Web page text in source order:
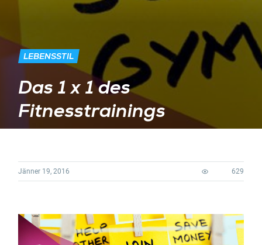
LEBENSSTIL
Das 1 x 1 des
Fitnesstrainings
Jänner 19, 2016 629